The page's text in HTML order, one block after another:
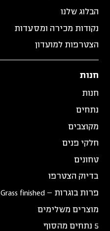
הבלוג שלנו
נקודות מכירה ומסעדות
הצטרפות למועדון
חנות
חנות
נתחים
מקוצבים
חלקי פנים
טחונים
בדיוק הצטרפו
פרות בוגרות – Grass finished
מוצרים משלימים
5 נתחים מהסוף